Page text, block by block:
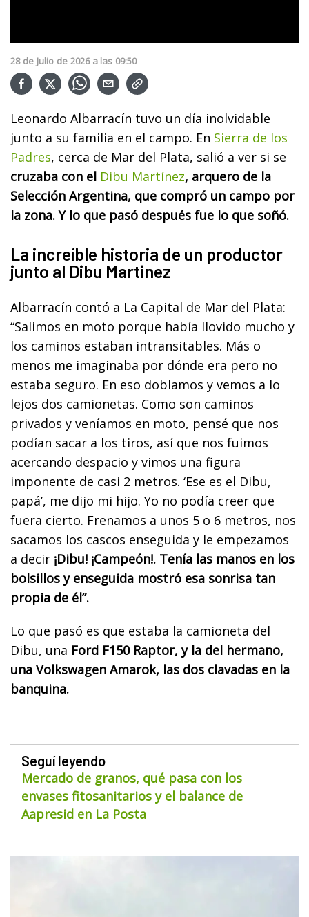
28 de Julio de 2026 a las 09:50
Leonardo Albarracín tuvo un día inolvidable
junto a su familia en el campo. En Sierra de los
Padres, cerca de Mar del Plata, salió a ver si se
cruzaba con el Dibu Martínez, arquero de la
Selección Argentina, que compró un campo por
la zona. Y lo que pasó después fue lo que soñó.
La increíble historia de un productor
junto al Dibu Martinez
Albarracín contó a La Capital de Mar del Plata:
“Salimos en moto porque había llovido mucho y
los caminos estaban intransitables. Más o
menos me imaginaba por dónde era pero no
estaba seguro. En eso doblamos y vemos a lo
lejos dos camionetas. Como son caminos
privados y veníamos en moto, pensé que nos
podían sacar a los tiros, así que nos fuimos
acercando despacio y vimos una figura
imponente de casi 2 metros. ‘Ese es el Dibu,
papá’, me dijo mi hijo. Yo no podía creer que
fuera cierto. Frenamos a unos 5 o 6 metros, nos
sacamos los cascos enseguida y le empezamos
a decir ¡Dibu! ¡Campeón!. Tenía las manos en los
bolsillos y enseguida mostró esa sonrisa tan
propia de él”.
Lo que pasó es que estaba la camioneta del
Dibu, una Ford F150 Raptor, y la del hermano,
una Volkswagen Amarok, las dos clavadas en la
banquina.
Seguí leyendo
Mercado de granos, qué pasa con los
envases fitosanitarios y el balance de
Aapresid en La Posta